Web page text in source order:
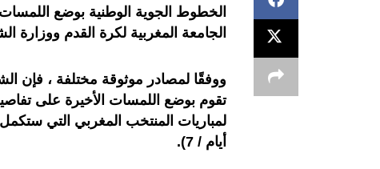
الخطوط الجوية الوطنية بوضع
الجامعة المغربية لكرة القدم ووزارة
ووفقًا لمصادر موثوقة مختلفة ، فإن
تقوم بوضع اللمسات الأخيرة على
أيام / 7).